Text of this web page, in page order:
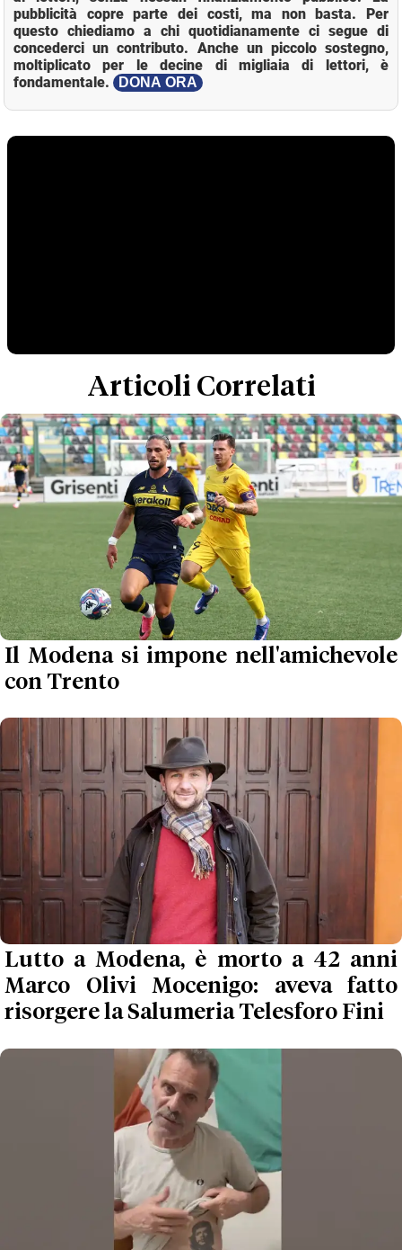
pubblicità copre parte dei costi, ma non basta. Per
questo chiediamo a chi quotidianamente ci segue di
concederci un contributo. Anche un piccolo sostegno,
moltiplicato per le decine di migliaia di lettori, è
fondamentale.
DONA ORA
Articoli Correlati
Il Modena si impone nell'amichevole
con Trento
Lutto a Modena, è morto a 42 anni
Marco Olivi Mocenigo: aveva fatto
risorgere la Salumeria Telesforo Fini